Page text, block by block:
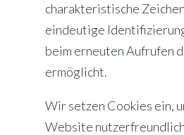
charakteristische
eindeutige
beim erneuten Aufrufen
ermöglicht.
Wir setzen Cookies ein,
Website